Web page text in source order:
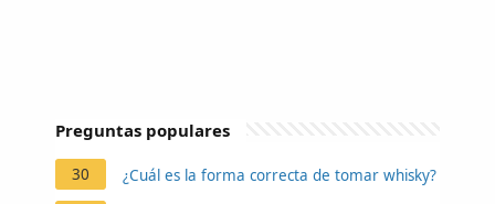
Preguntas populares
30 ¿Cuál es la forma correcta de tomar whisky?